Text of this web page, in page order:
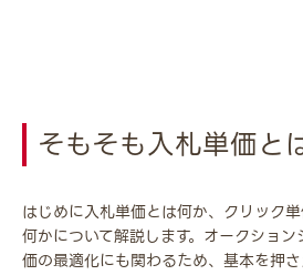
そもそも入札単価と
はじめに入札単価とは何か、クリック
何かについて解説します。オークショ
価の最適化にも関わるため、基本を押さ